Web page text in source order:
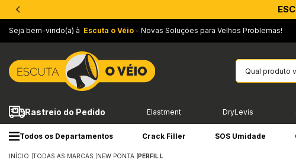
Seja bem-vindo(a) à Escuta o Véio - Novas Soluções para Velhos Problemas!
Rastreio do Pedido Elastment DryLevis
Todos os Departamentos Crack Filler SOS Umidade
INÍCIO TODAS AS MARCAS NEW PONTA PERFIL L